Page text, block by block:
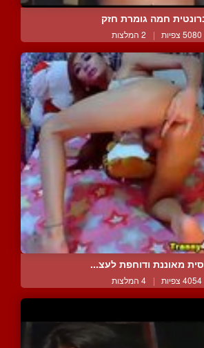
חמה גומרת חזק
5080 צפיות | 2 המלצות
מאוננת ודוחפת לעצ...
4054 צפיות | 4 המלצות